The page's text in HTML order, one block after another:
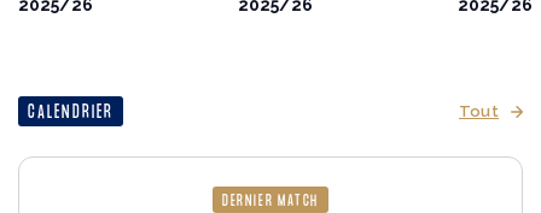
2025/26
2025/26
2025/26
CALENDRIER Tout
DERNIER MATCH